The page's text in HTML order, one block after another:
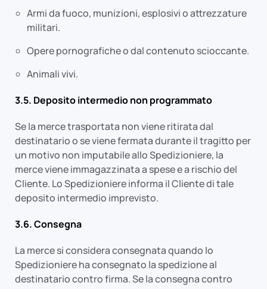
Armi da fuoco, munizioni, esplosivi o attrezzature
militari.
Opere pornografiche o dal contenuto scioccante.
Animali vivi.
3.5. Deposito intermedio non programmato
Se la merce trasportata non viene ritirata dal
destinatario o se viene fermata durante il tragitto per
un motivo non imputabile allo Spedizioniere, la
merce viene immagazzinata a spese e a rischio del
Cliente. Lo Spedizioniere informa il Cliente di tale
deposito intermedio imprevisto.
3.6. Consegna
La merce si considera consegnata quando lo
Spedizioniere ha consegnato la spedizione al
destinatario contro firma. Se la consegna contro